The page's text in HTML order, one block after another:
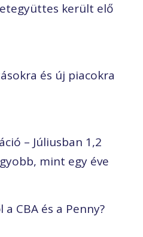
került elő
és új piacokra
– Júliusban 1,2
mint egy éve
CBA és a Penny?